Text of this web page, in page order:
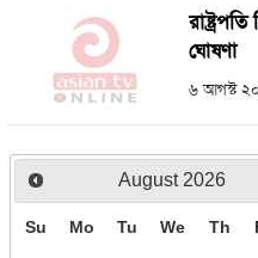
ঘোষণা
৬ আগস্ট
August 2026
Su Mo Tu We Th